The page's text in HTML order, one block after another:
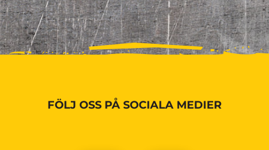
FÖLJ OSS PÅ SOCIALA MEDIER